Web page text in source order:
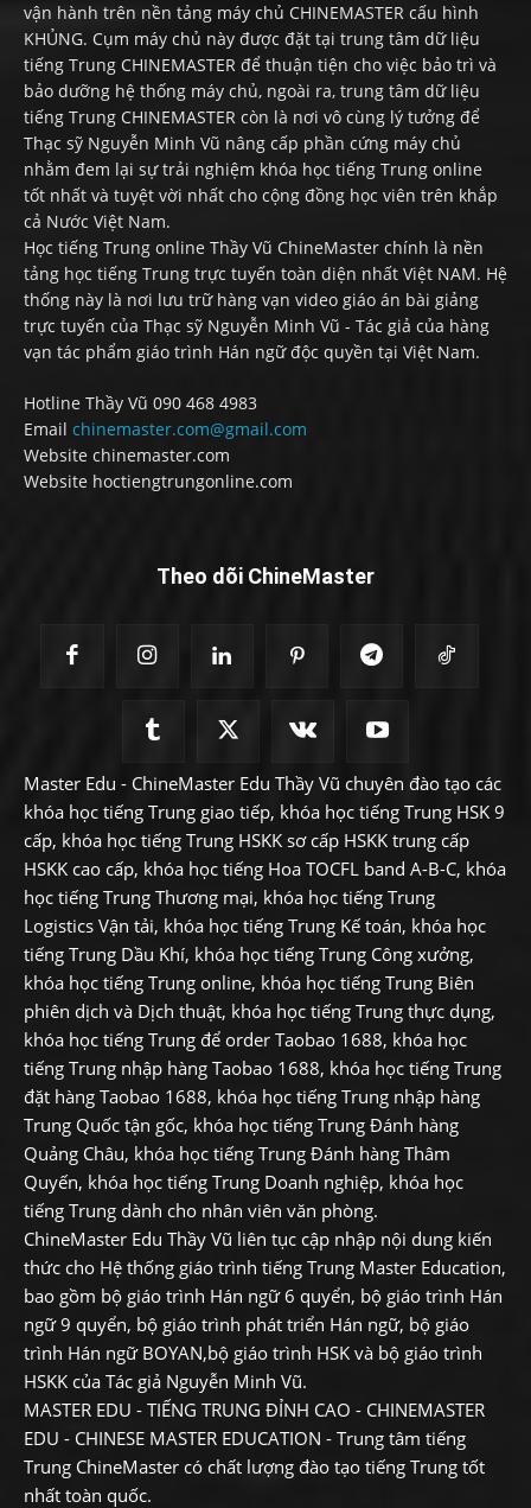
vận hành trên nền tảng máy chủ CHINEMASTER cấu hình
KHỦNG. Cụm máy chủ này được đặt tại trung tâm dữ liệu
tiếng Trung CHINEMASTER để thuận tiện cho việc bảo trì và
bảo dưỡng hệ thống máy chủ, ngoài ra, trung tâm dữ liệu
tiếng Trung CHINEMASTER còn là nơi vô cùng lý tưởng để
Thạc sỹ Nguyễn Minh Vũ nâng cấp phần cứng máy chủ
nhằm đem lại sự trải nghiệm khóa học tiếng Trung online
tốt nhất và tuyệt vời nhất cho cộng đồng học viên trên khắp
cả Nước Việt Nam.
Học tiếng Trung online Thầy Vũ ChineMaster chính là nền
tảng học tiếng Trung trực tuyến toàn diện nhất Việt NAM. Hệ
thống này là nơi lưu trữ hàng vạn video giáo án bài giảng
trực tuyến của Thạc sỹ Nguyễn Minh Vũ - Tác giả của hàng
vạn tác phẩm giáo trình Hán ngữ độc quyền tại Việt Nam.
Hotline Thầy Vũ 090 468 4983
Email chinemaster.com@gmail.com
Website chinemaster.com
Website hoctiengtrungonline.com
Theo dõi ChineMaster
Master Edu - ChineMaster Edu Thầy Vũ chuyên đào tạo các
khóa học tiếng Trung giao tiếp, khóa học tiếng Trung HSK 9
cấp, khóa học tiếng Trung HSKK sơ cấp HSKK trung cấp
HSKK cao cấp, khóa học tiếng Hoa TOCFL band A-B-C, khóa
học tiếng Trung Thương mại, khóa học tiếng Trung
Logistics Vận tải, khóa học tiếng Trung Kế toán, khóa học
tiếng Trung Dầu Khí, khóa học tiếng Trung Công xưởng,
khóa học tiếng Trung online, khóa học tiếng Trung Biên
phiên dịch và Dịch thuật, khóa học tiếng Trung thực dụng,
khóa học tiếng Trung để order Taobao 1688, khóa học
tiếng Trung nhập hàng Taobao 1688, khóa học tiếng Trung
đặt hàng Taobao 1688, khóa học tiếng Trung nhập hàng
Trung Quốc tận gốc, khóa học tiếng Trung Đánh hàng
Quảng Châu, khóa học tiếng Trung Đánh hàng Thâm
Quyến, khóa học tiếng Trung Doanh nghiệp, khóa học
tiếng Trung dành cho nhân viên văn phòng.
ChineMaster Edu Thầy Vũ liên tục cập nhập nội dung kiến
thức cho Hệ thống giáo trình tiếng Trung Master Education,
bao gồm bộ giáo trình Hán ngữ 6 quyển, bộ giáo trình Hán
ngữ 9 quyển, bộ giáo trình phát triển Hán ngữ, bộ giáo
trình Hán ngữ BOYAN,bộ giáo trình HSK và bộ giáo trình
HSKK của Tác giả Nguyễn Minh Vũ.
MASTER EDU - TIẾNG TRUNG ĐỈNH CAO - CHINEMASTER
EDU - CHINESE MASTER EDUCATION - Trung tâm tiếng
Trung ChineMaster có chất lượng đào tạo tiếng Trung tốt
nhất toàn quốc.